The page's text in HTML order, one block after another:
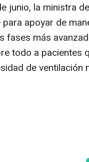
junio, la ministra
apoyar de
fases más
todo a pacientes
de ventilación